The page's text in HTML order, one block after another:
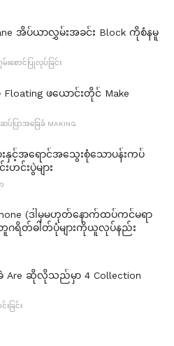
အိပ်ယာလွှမ်းအခင်း Block ကိုစံနမူ
ောင်ပြုလုပ်ခြင်း
Floating ဖယောင်းတိုင် Make
ပြာအခြေခံ MAKING
ားနှင့်အရောင်အသွေးစုံသောပန်းကပ်
င်းပွဲများ
(ဒါမှမဟုတ်နောက်ထပ်ကင်မရာ
ဂရိတ်ဓါတ်ပုံများကိုယူလုပ်နည်း
ဆိုလိုသည်မှာ 4 Collection
ခြင်း